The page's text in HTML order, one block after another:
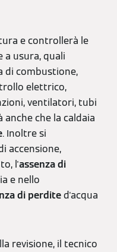
e controllerà le
usura, quali
di combustione,
elettrico,
ventilatori, tubi
che la caldaia
. Inoltre si
accensione,
l'assenza di
e nello
di perdited'acqua
revisione, il tecnico